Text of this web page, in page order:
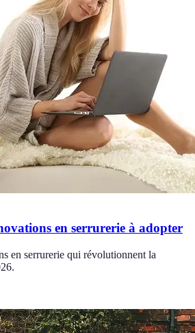
en serrurerie à adopter
en serrurerie qui révolutionnent la